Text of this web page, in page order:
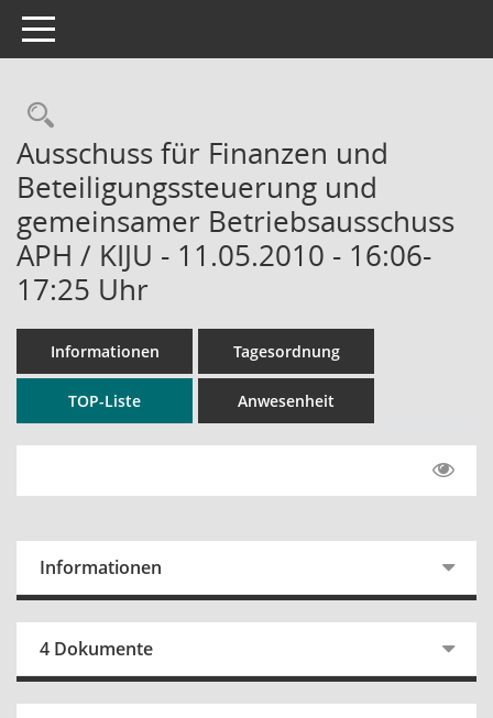
Toggle navigation
Rechercheauswahl
Ausschuss für Finanzen und
Beteiligungssteuerung und
gemeinsamer Betriebsausschuss
APH / KIJU - 11.05.2010 - 16:06-
17:25 Uhr
Informationen Tagesordnung
TOP-Liste Anwesenheit
Informationen
4 Dokumente